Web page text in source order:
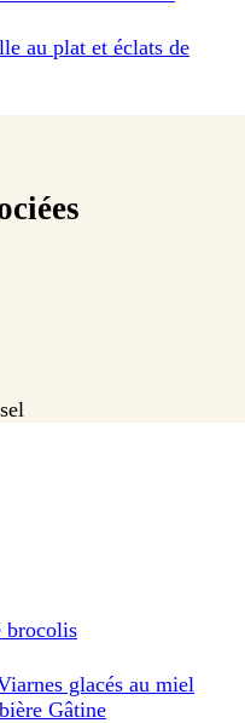
au plat et éclats de
brocolis
glacés au miel
Gâtine